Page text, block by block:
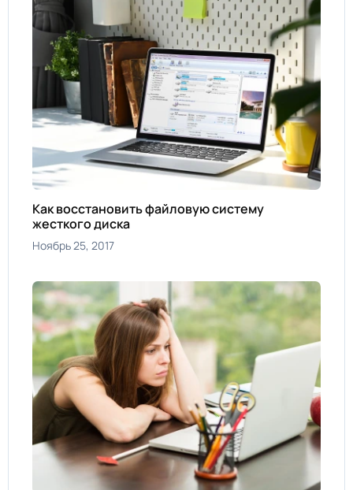
Как восстановить файловую систему
жесткого диска
Ноябрь 25, 2017